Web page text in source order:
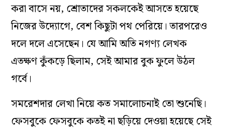
করা বাসে নয়, শ্রোতাদের সকলকেই আসতে হয়েছে
নিজের উদ্যোগে, বেশ কিছুটা পথ পেরিয়ে। তারপরেও
দলে দলে এসেছেন। যে আমি অতি নগণ্য লেখক
এতক্ষণ কুঁকড়ে ছিলাম, সেই আমার বুক ফুলে উঠল
গর্বে।
সমরেশদার লেখা নিয়ে কত সমালোচনাই তো শুনেছি।
ফেসবুকে ফেসবুকে কতই না ছড়িয়ে দেওয়া হয়েছে সেই